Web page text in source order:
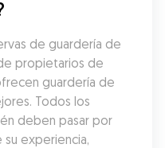
de guardería de
propietarios de
guardería de
Todos los
deben pasar por
su experiencia,